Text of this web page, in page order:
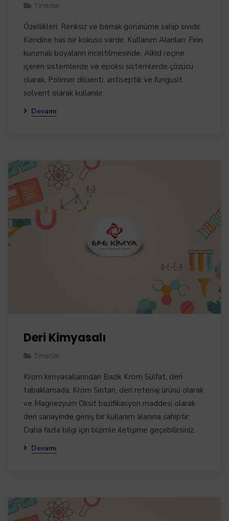
Tinerler
Özellikleri: Renksiz ve berrak görünüme sahip sıvıdır.
Kendine has bir kokusu vardır. Kullanım Alanları: Fırın
kurumalı boyaların inceltilmesinde, Alkid reçine
içeren sistemlerde ve epoksi sistemlerde çözücü
olarak, Polimer dilüenti, antiseptik ve fungusit
solvent olarak kullanılır.
Devamı
Deri Kimyasalı
Tinerler
​​​​​​​​​​​​​Krom kimyasallarından Bazik Krom Sülfat, deri
tabaklamada; Krom Sintan, deri retenaj ürünü olarak
ve Magnezyum Oksit bazifikasyon maddesi olarak
deri sanayinde geniş bir kullanım alanına sahiptir.
Daha fazla bilgi için bizimle iletişime geçebilirsiniz.
Devamı